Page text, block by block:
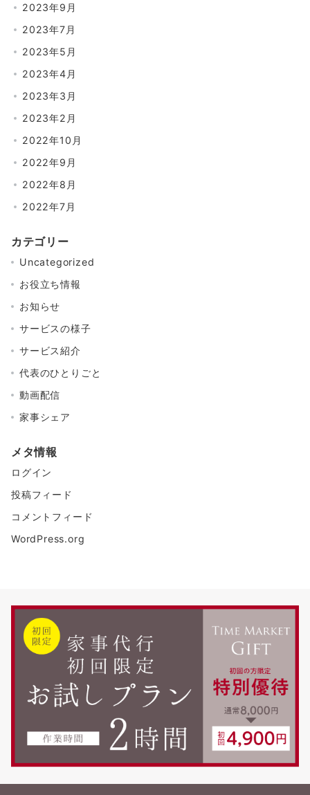
2023年9月
2023年7月
2023年5月
2023年4月
2023年3月
2023年2月
2022年10月
2022年9月
2022年8月
2022年7月
カテゴリー
Uncategorized
お役立ち情報
お知らせ
サービスの様子
サービス紹介
代表のひとりごと
動画配信
家事シェア
メタ情報
ログイン
投稿フィード
コメントフィード
WordPress.org